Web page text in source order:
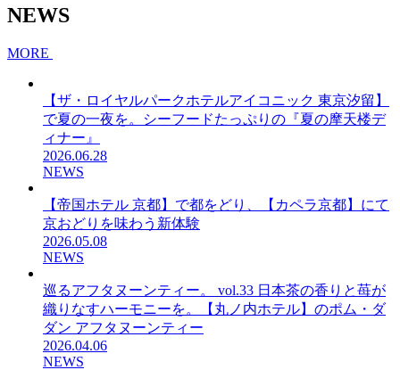
NEWS
MORE
【ザ・ロイヤルパークホテルアイコニック 東京汐留】
で夏の一夜を。シーフードたっぷりの『夏の摩天楼デ
ィナー』
2026.06.28
NEWS
【帝国ホテル 京都】で都をどり、【カペラ京都】にて
京おどりを味わう新体験
2026.05.08
NEWS
巡るアフタヌーンティー。 vol.33 日本茶の香りと苺が
織りなすハーモニーを。【丸ノ内ホテル】のポム・ダ
ダン アフタヌーンティー
2026.04.06
NEWS